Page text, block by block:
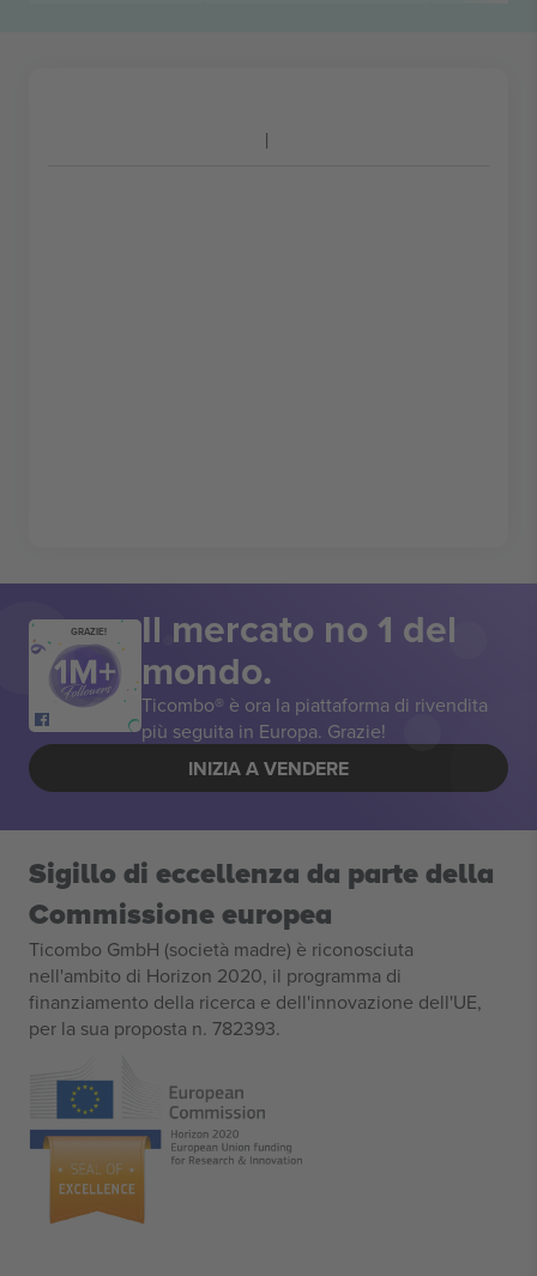
GRAZIE! Il mercato no 1 del
mondo.
Ticombo® è ora la piattaforma di rivendita
più seguita in Europa. Grazie!
INIZIA A VENDERE
Sigillo di eccellenza da parte della
Commissione europea
Ticombo GmbH (società madre) è riconosciuta
nell'ambito di Horizon 2020, il programma di
finanziamento della ricerca e dell'innovazione dell'UE,
per la sua proposta n. 782393.